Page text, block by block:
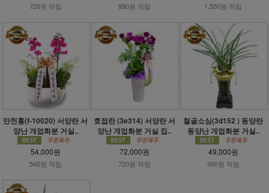
720원 적립 990원 적립 1,550원 적립
만천홍(f-10020) 서양란 서
양난 개업화분 거실..
54,000원
540원 적립
호접란 (3e314) 서양란 서
양난 개업화분 거실 집..
72,000원
720원 적립
철골소심(3d152 ) 동양란
동양난 개업화분 거실..
49,000원
490원 적립